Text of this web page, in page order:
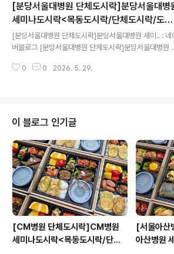
[분당서울대병원 단체도시락]분당서울대병
세미나도시락<목동도시락/단체도시락/도시
락케이터링:원스피크닉>
[분당서울대병원 단체도시락]분당서울대병원 세미.. : 네
버블로그 [분당서울대병원 단체도시락]분당서울대병원
대병원 세미나 도시락입니다. 지난번 서울대병원에서 진행
0 0 2026. 5. 29.
이 블로그 인기글
[CM병원 단체도시락]CM병원
세미나도시락<목동도시락/단체
[서울아산
아산병원